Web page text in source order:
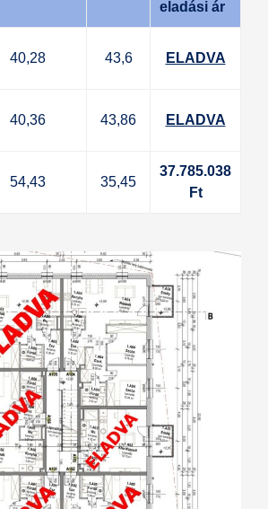
eladási ár
40,28 43,6 ELADVA
40,36 43,86 ELADVA
54,43 35,45
37.785.038
Ft